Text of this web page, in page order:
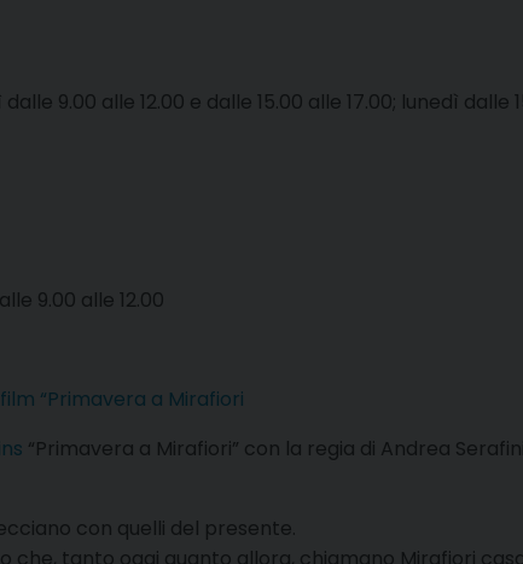
9.00 alle 12.00 e dalle 15.00 alle 17.00; lunedì dalle
9.00 alle 12.00
“Primavera a Mirafiori
“Primavera a Mirafiori” con la regia di Andrea
con quelli del presente.